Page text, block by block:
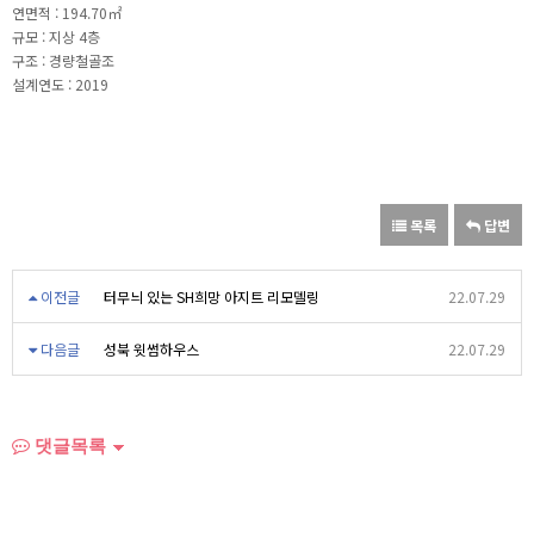
연면적 : 194.70㎡
규모 : 지상 4층
구조 : 경량철골조
설계연도 : 2019
목록 답변
이전글 터무늬 있는 SH희망 아지트 리모델링 22.07.29
다음글 성북 윗썸하우스 22.07.29
댓글목록